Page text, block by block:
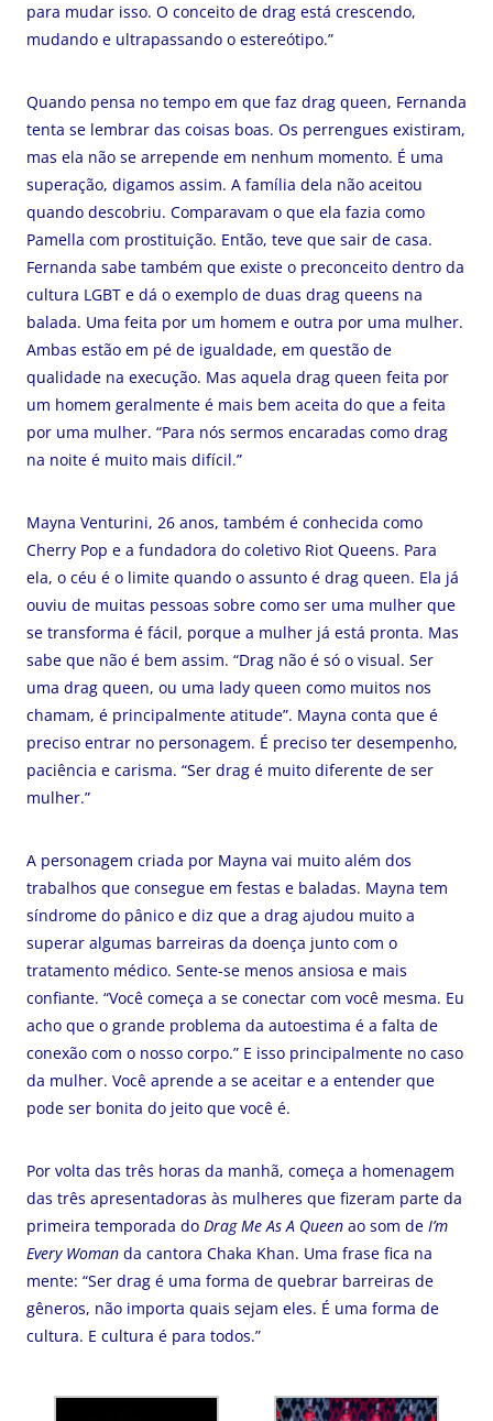
para mudar isso. O conceito de drag está crescendo,
mudando e ultrapassando o estereótipo.”
Quando pensa no tempo em que faz drag queen, Fernanda
tenta se lembrar das coisas boas. Os perrengues existiram,
mas ela não se arrepende em nenhum momento. É uma
superação, digamos assim. A família dela não aceitou
quando descobriu. Comparavam o que ela fazia como
Pamella com prostituição. Então, teve que sair de casa.
Fernanda sabe também que existe o preconceito dentro da
cultura LGBT e dá o exemplo de duas drag queens na
balada. Uma feita por um homem e outra por uma mulher.
Ambas estão em pé de igualdade, em questão de
qualidade na execução. Mas aquela drag queen feita por
um homem geralmente é mais bem aceita do que a feita
por uma mulher. “Para nós sermos encaradas como drag
na noite é muito mais difícil.”
Mayna Venturini, 26 anos, também é conhecida como
Cherry Pop e a fundadora do coletivo Riot Queens. Para
ela, o céu é o limite quando o assunto é drag queen. Ela já
ouviu de muitas pessoas sobre como ser uma mulher que
se transforma é fácil, porque a mulher já está pronta. Mas
sabe que não é bem assim. “Drag não é só o visual. Ser
uma drag queen, ou uma lady queen como muitos nos
chamam, é principalmente atitude”. Mayna conta que é
preciso entrar no personagem. É preciso ter desempenho,
paciência e carisma. “Ser drag é muito diferente de ser
mulher.”
A personagem criada por Mayna vai muito além dos
trabalhos que consegue em festas e baladas. Mayna tem
síndrome do pânico e diz que a drag ajudou muito a
superar algumas barreiras da doença junto com o
tratamento médico. Sente-se menos ansiosa e mais
confiante. “Você começa a se conectar com você mesma. Eu
acho que o grande problema da autoestima é a falta de
conexão com o nosso corpo.” E isso principalmente no caso
da mulher. Você aprende a se aceitar e a entender que
pode ser bonita do jeito que você é.
Por volta das três horas da manhã, começa a homenagem
das três apresentadoras às mulheres que fizeram parte da
primeira temporada do Drag Me As A Queen ao som de I’m
Every Woman da cantora Chaka Khan. Uma frase fica na
mente: “Ser drag é uma forma de quebrar barreiras de
gêneros, não importa quais sejam eles. É uma forma de
cultura. E cultura é para todos.”